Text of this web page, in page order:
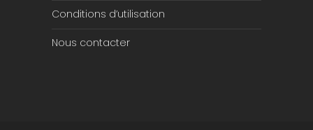
Conditions d’utilisation
Nous contacter